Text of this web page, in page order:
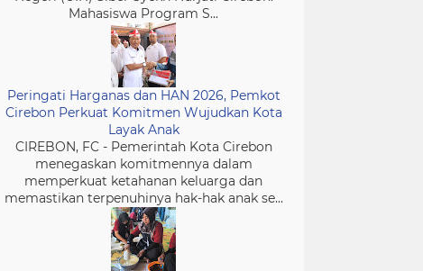
Mahasiswa Program S...
Peringati Harganas dan HAN 2026, Pemkot
Cirebon Perkuat Komitmen Wujudkan Kota
Layak Anak
CIREBON, FC - Pemerintah Kota Cirebon
menegaskan komitmennya dalam
memperkuat ketahanan keluarga dan
memastikan terpenuhinya hak-hak anak se...